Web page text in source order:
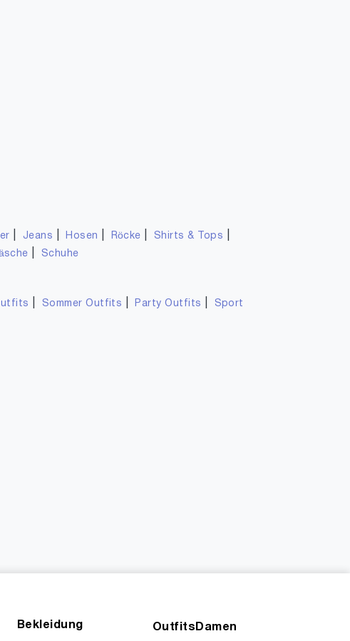
Jeans Hosen Röcke Shirts & Tops
Schuhe
Sommer Outfits Party Outfits
Sport
Bekleidung OutfitsDamen